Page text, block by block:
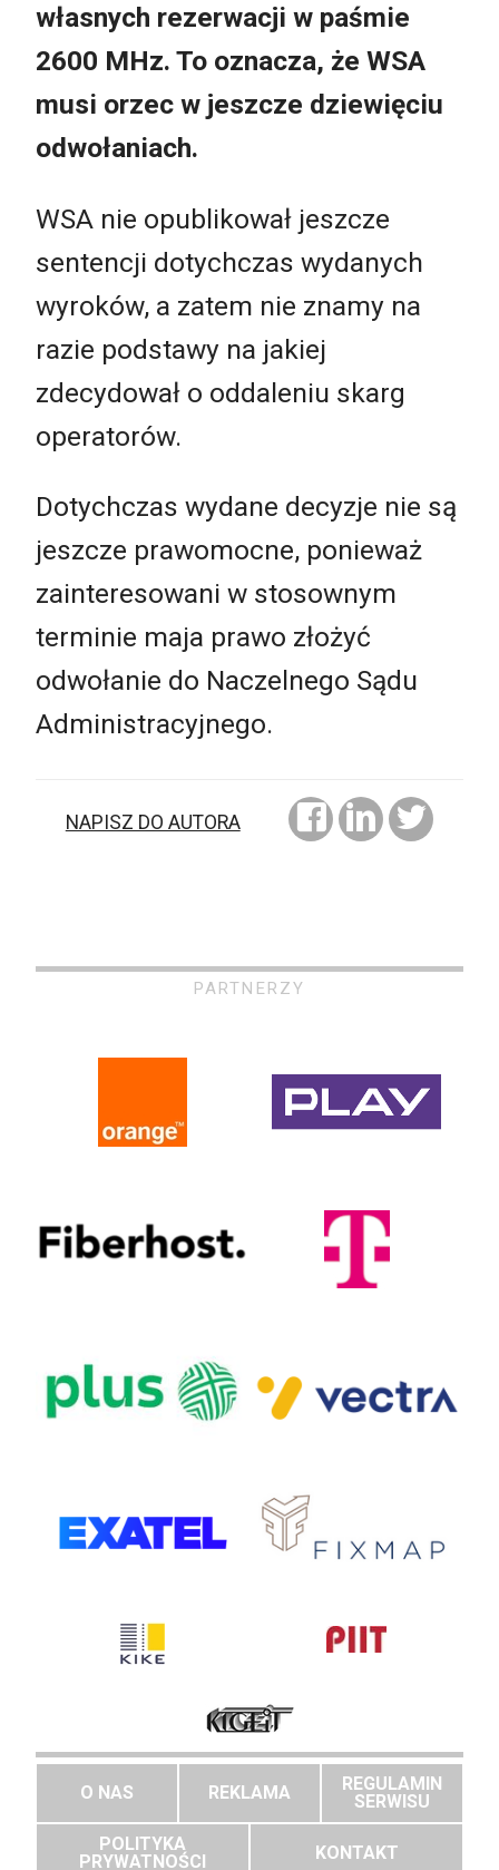
własnych rezerwacji w paśmie
2600 MHz. To oznacza, że WSA
musi orzec w jeszcze dziewięciu
odwołaniach.
WSA nie opublikował jeszcze
sentencji dotychczas wydanych
wyroków, a zatem nie znamy na
razie podstawy na jakiej
zdecydował o oddaleniu skarg
operatorów.
Dotychczas wydane decyzje nie są
jeszcze prawomocne, ponieważ
zainteresowani w stosownym
terminie maja prawo złożyć
odwołanie do Naczelnego Sądu
Administracyjnego.
NAPISZ DO AUTORA
PARTNERZY
O NAS REKLAMA
REGULAMIN
SERWISU
POLITYKA
PRYWATNOŚCI
KONTAKT